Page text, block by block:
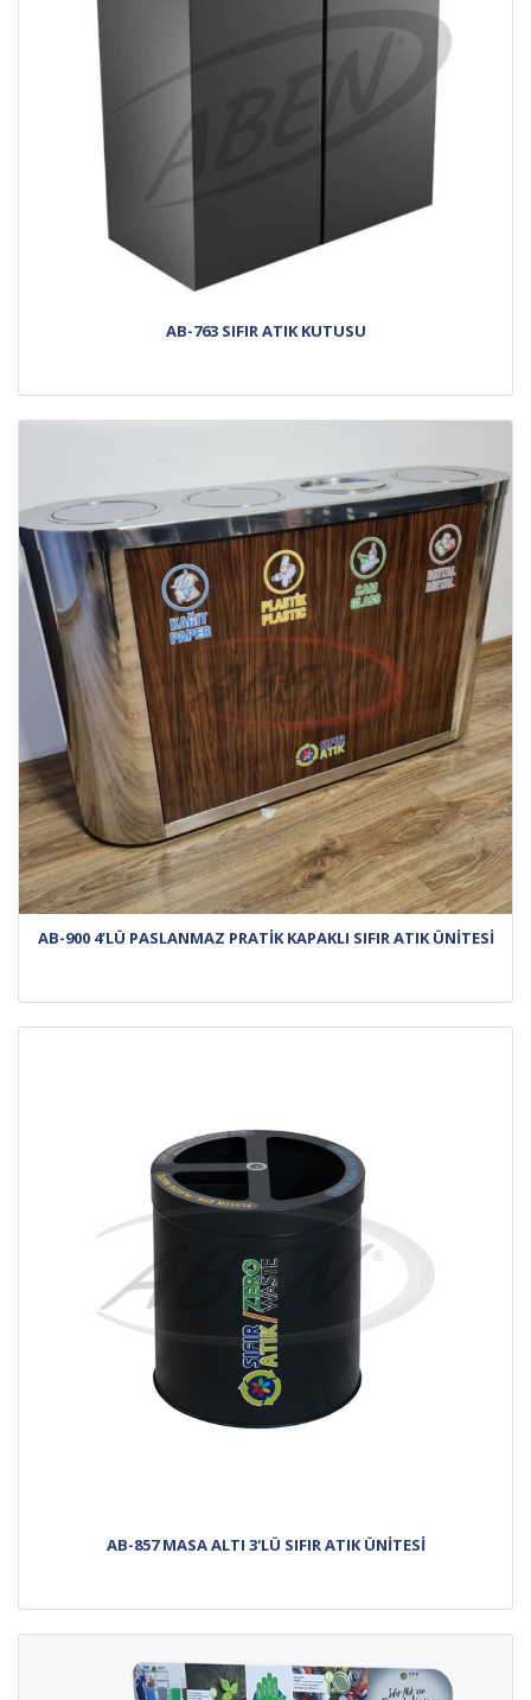
AB-763 SIFIR ATIK KUTUSU
AB-900 4’LÜ PASLANMAZ PRATİK KAPAKLI SIFIR ATIK ÜNİTESİ
AB-857 MASA ALTI 3'LÜ SIFIR ATIK ÜNİTESİ